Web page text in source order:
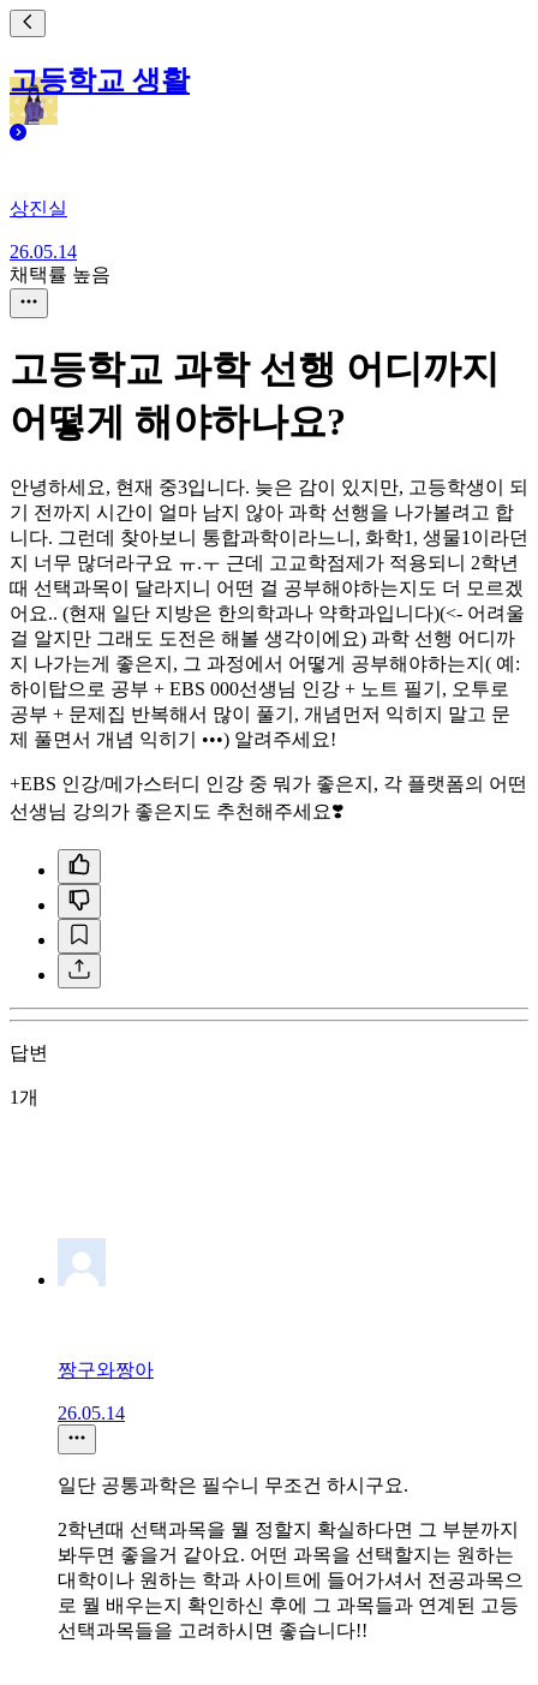
고등학교 생활
상진실
26.05.14
채택률 높음
고등학교 과학 선행 어디까지
어떻게 해야하나요?
안녕하세요, 현재 중3입니다. 늦은 감이 있지만, 고등학생이 되
기 전까지 시간이 얼마 남지 않아 과학 선행을 나가볼려고 합
니다. 그런데 찾아보니 통합과학이라느니, 화학1, 생물1이라던
지 너무 많더라구요 ㅠ.ㅜ 근데 고교학점제가 적용되니 2학년
때 선택과목이 달라지니 어떤 걸 공부해야하는지도 더 모르겠
어요.. (현재 일단 지방은 한의학과나 약학과입니다)(<- 어려울
걸 알지만 그래도 도전은 해볼 생각이에요) 과학 선행 어디까
지 나가는게 좋은지, 그 과정에서 어떻게 공부해야하는지( 예:
하이탑으로 공부 + EBS 000선생님 인강 + 노트 필기, 오투로
공부 + 문제집 반복해서 많이 풀기, 개념먼저 익히지 말고 문
제 풀면서 개념 익히기 •••) 알려주세요!
+EBS 인강/메가스터디 인강 중 뭐가 좋은지, 각 플랫폼의 어떤
선생님 강의가 좋은지도 추천해주세요❣️
답변
1개
짱구와짱아
26.05.14
일단 공통과학은 필수니 무조건 하시구요.
2학년때 선택과목을 뭘 정할지 확실하다면 그 부분까지
봐두면 좋을거 같아요. 어떤 과목을 선택할지는 원하는
대학이나 원하는 학과 사이트에 들어가셔서 전공과목으
로 뭘 배우는지 확인하신 후에 그 과목들과 연계된 고등
선택과목들을 고려하시면 좋습니다!!